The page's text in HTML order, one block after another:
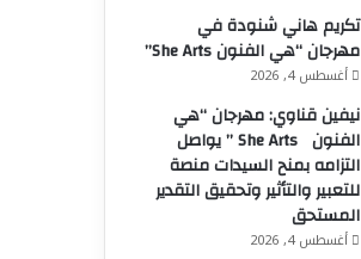
تكريم هاني شنودة في
مهرجان “هي الفنون She Arts”
أغسطس 4, 2026
نيفين قناوي: مهرجان “هي
الفنون She Arts ” يواصل
التزامه بمنح السيدات منصة
للتعبير والتأثير وتحقيق التقدير
المستحق
أغسطس 4, 2026